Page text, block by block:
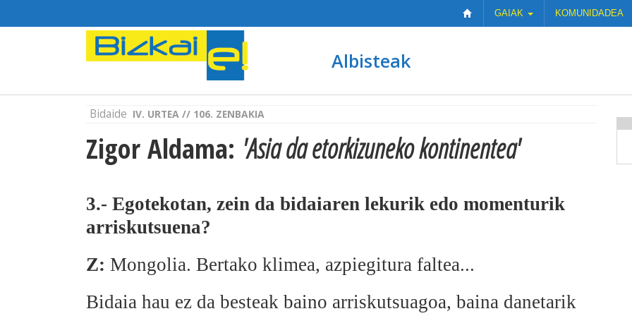
GAIAK KOMUNIDADEA
Albisteak
Bidaide IV. URTEA // 106. ZENBAKIA
Zigor Aldama: 'Asia da etorkizuneko kontinentea'
3.- Egotekotan, zein da bidaiaren lekurik edo momenturik
arriskutsuena?
Z: Mongolia. Bertako klimea, azpiegitura faltea...
Bidaia hau ez da besteak baino arriskutsuagoa, baina danetarik